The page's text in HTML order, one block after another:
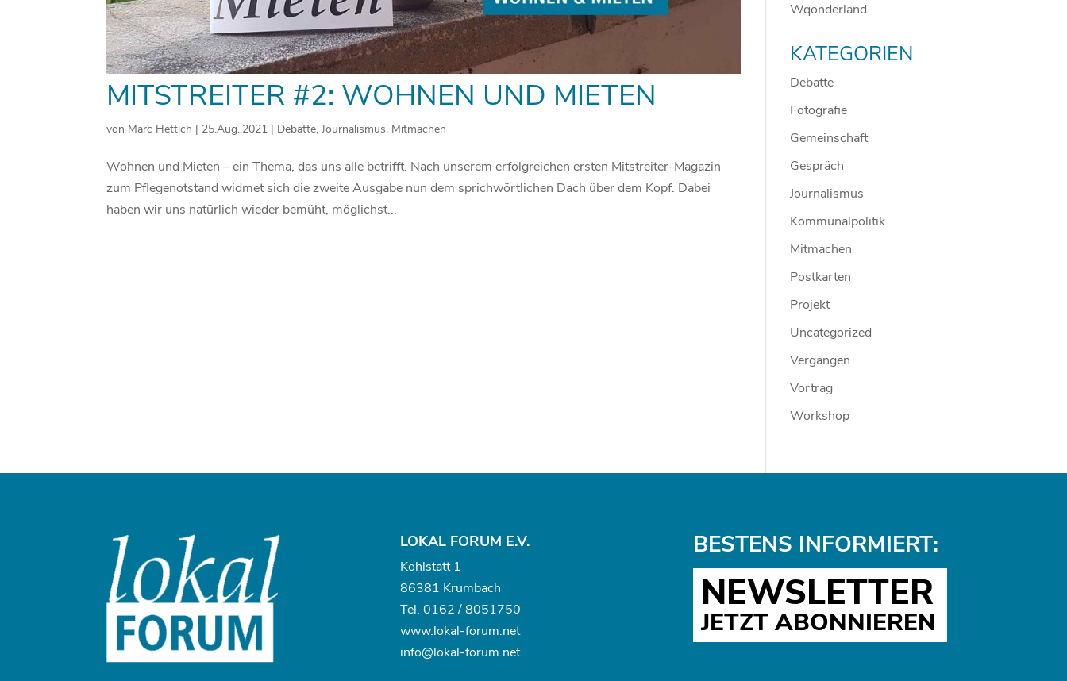
MITSTREITER #2: WOHNEN UND MIETEN
von Marc Hettich | 25.Aug..2021 | Debatte,Journalismus, Mitmachen
Wohnen und Mieten – ein Thema, das uns alle betrifft. Nach unserem erfolgreichen ersten Mitstreiter-Magazin
zum Pflegenotstand widmet sich die zweite Ausgabe nun dem sprichwörtlichen Dach über dem Kopf. Dabei
haben wir uns natürlich wieder bemüht, möglichst...
Wqonderland
KATEGORIEN
Debatte
Fotografie
Gemeinschaft
Gespräch
Journalismus
Kommunalpolitik
Mitmachen
Postkarten
Projekt
Uncategorized
Vergangen
Vortrag
Workshop
LOKAL FORUM E.V.
Kohlstatt 1
86381 Krumbach
Tel. 0162 / 8051750
www.lokal-forum.net
info@lokal-forum.net
BESTENS INFORMIERT:
NEWSLETTER
JETZT ABONNIEREN